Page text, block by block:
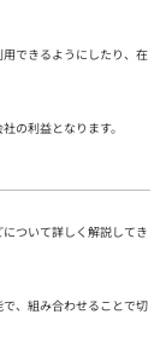
できるようにしたり、在
の利益となります。
ついて詳しく解説してき
、組み合わせることで切